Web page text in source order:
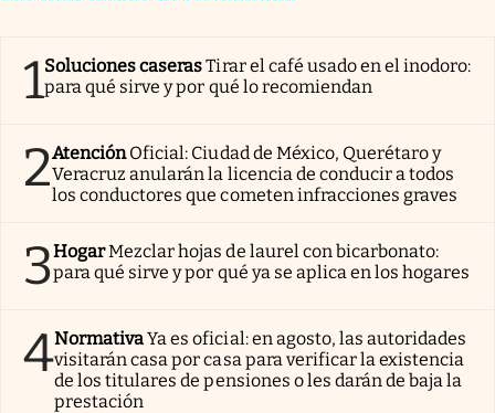
1Soluciones caserasTirar el café usado en el inodoro:
para qué sirve y por qué lo recomiendan
2AtenciónOficial: Ciudad de México, Querétaro y
Veracruz anularán la licencia de conducir a todos
los conductores que cometen infracciones graves
3HogarMezclar hojas de laurel con bicarbonato:
para qué sirve y por qué ya se aplica en los hogares
4NormativaYa es oficial: en agosto, las autoridades
visitarán casa por casa para verificar la existencia
de los titulares de pensiones o les darán de baja la
prestación